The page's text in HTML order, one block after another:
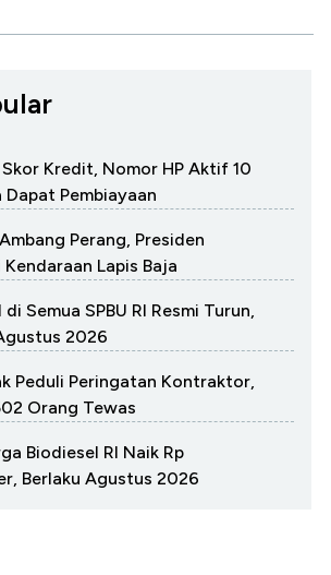
Kredit, Nomor HP Aktif 10
Dapat Pembiayaan
Perang, Presiden
Kendaraan Lapis Baja
di Semua SPBU RI Resmi Turun,
2026
Peduli Peringatan Kontraktor,
Orang Tewas
Biodiesel RI Naik Rp
Berlaku Agustus 2026